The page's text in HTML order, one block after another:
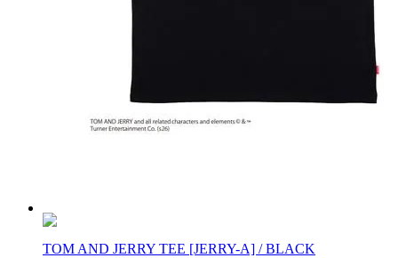
TOM AND JERRY TEE [JERRY-A] / BLACK